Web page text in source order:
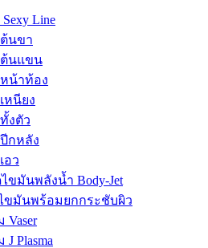
Line
นขา
นแขน
น้าท้อง
หนียง
งตัว
กหลัง
อว
ขมันพลังน้ำ Body-Jet
ขมันพร้อมยกกระชับผิว
Vaser
Plasma